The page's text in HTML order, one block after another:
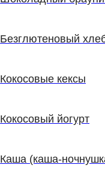
Безглютеновый
Кокосовые кексы
Кокосовый йогурт
Каша (каша-